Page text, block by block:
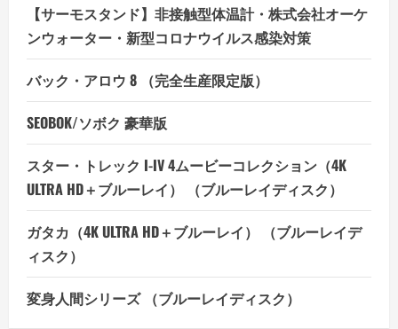
【サーモスタンド】非接触型体温計・株式会社オーケ
ンウォーター・新型コロナウイルス感染対策
バック・アロウ 8 （完全生産限定版）
SEOBOK/ソボク 豪華版
スター・トレック I-IV 4ムービーコレクション（4K
ULTRA HD＋ブルーレイ） （ブルーレイディスク）
ガタカ（4K ULTRA HD＋ブルーレイ） （ブルーレイデ
ィスク）
変身人間シリーズ （ブルーレイディスク）